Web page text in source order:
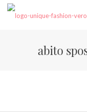
abito